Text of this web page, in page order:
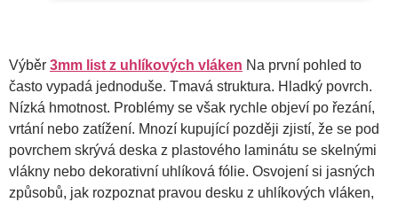
Výběr 3mm list z uhlíkových vláken Na první pohled to
často vypadá jednoduše. Tmavá struktura. Hladký povrch.
Nízká hmotnost. Problémy se však rychle objeví po řezání,
vrtání nebo zatížení. Mnozí kupující později zjistí, že se pod
povrchem skrývá deska z plastového laminátu se skelnými
vlákny nebo dekorativní uhlíková fólie. Osvojení si jasných
způsobů, jak rozpoznat pravou desku z uhlíkových vláken,